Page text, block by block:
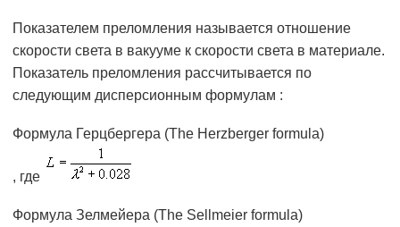
Показателем преломления называется отношение
скорости света в вакууме к скорости света в материале.
Показатель преломления рассчитывается по
следующим дисперсионным формулам :
Формула Герцбергера (The Herzberger formula)
, где
Формула Зелмейера (The Sellmeier formula)